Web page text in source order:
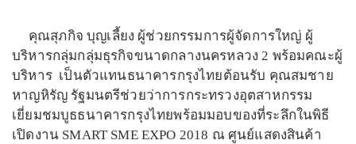
FOLLOW USKrungthai SME​
คุณสุภกิจ บุญเลี้ยง ผู้ช่วยกรรมการผู้จัดการใหญ่ ผู้
บริหารกลุ่มกลุ่มธุรกิจขนาดกลางนครหลวง 2 พร้อมคณะผู้
บริหาร เป็นตัวแทนธนาคารกรุงไทยต้อนรับ คุณสมชาย
หาญหิรัญ รัฐมนตรีช่วยว่าการกระทรวงอุตสาหกรรม
เยี่ยมชมบูธธนาคารกรุงไทยพร้อมมอบของที่ระลึกในพิธี
เปิดงาน SMART SME EXPO 2018 ณ ศูนย์แสดงสินค้า